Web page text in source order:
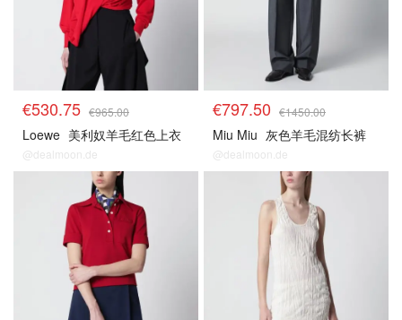
€530.75 €965.00
Loewe 美利奴羊毛红色上衣
@dealmoon.de
€797.50 €1450.00
Miu Miu 灰色羊毛混纺长裤
@dealmoon.de